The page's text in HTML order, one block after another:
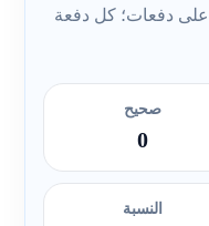
على دفعات؛ كل دفعة
صحيح
0
النسبة